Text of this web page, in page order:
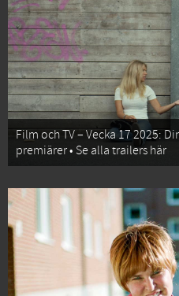
Film och TV – Vecka 17 2025:
premiärer • Se alla trailers här